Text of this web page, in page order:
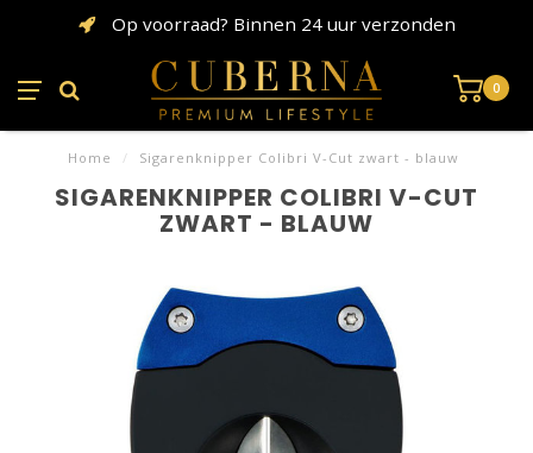
Op voorraad? Binnen 24 uur verzonden
0
Home / Sigarenknipper Colibri V-Cut zwart - blauw
SIGARENKNIPPER COLIBRI V-CUT
ZWART - BLAUW